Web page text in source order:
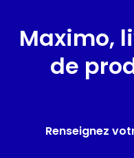
Maximo,
de
Renseignez